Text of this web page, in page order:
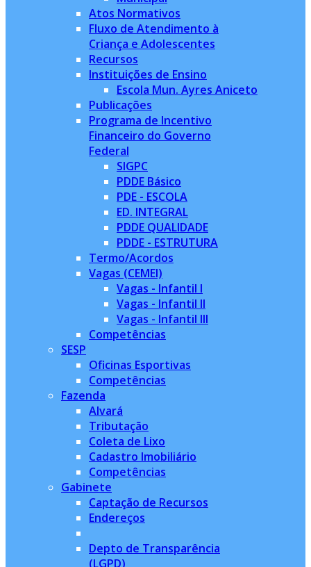
Atos Normativos
Fluxo de Atendimento à
Criança e Adolescentes
Recursos
Instituições de Ensino
Escola Mun. Ayres Aniceto
Publicações
Programa de Incentivo
Financeiro do Governo
Federal
SIGPC
PDDE Básico
PDE - ESCOLA
ED. INTEGRAL
PDDE QUALIDADE
PDDE - ESTRUTURA
Termo/Acordos
Vagas (CEMEI)
Vagas - Infantil I
Vagas - Infantil II
Vagas - Infantil III
Competências
SESP
Oficinas Esportivas
Competências
Fazenda
Alvará
Tributação
Coleta de Lixo
Cadastro Imobiliário
Competências
Gabinete
Captação de Recursos
Endereços
Depto de Transparência
(LGPD)